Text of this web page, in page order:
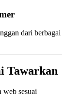
dari berbagai
Tawarkan
web sesuai